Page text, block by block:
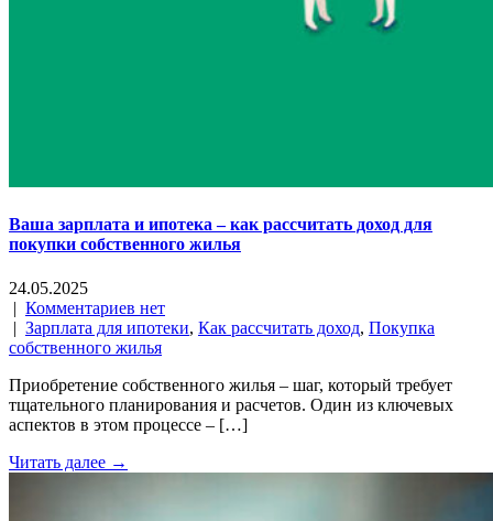
Ваша зарплата и ипотека – как рассчитать доход для
покупки собственного жилья
24.05.2025
| Комментариев нет
| Зарплата для ипотеки, Как рассчитать доход, Покупка
собственного жилья
Приобретение собственного жилья – шаг, который требует
тщательного планирования и расчетов. Один из ключевых
аспектов в этом процессе – […]
Читать далее →